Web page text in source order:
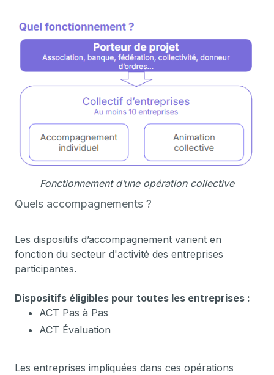
Fonctionnement d’une opération collective
Quels accompagnements ?
Les dispositifs d’accompagnement varient en
fonction du secteur d'activité des entreprises
participantes.
Dispositifs éligibles pour toutes les entreprises :
ACT Pas à Pas
ACT Évaluation
Les entreprises impliquées dans ces opérations